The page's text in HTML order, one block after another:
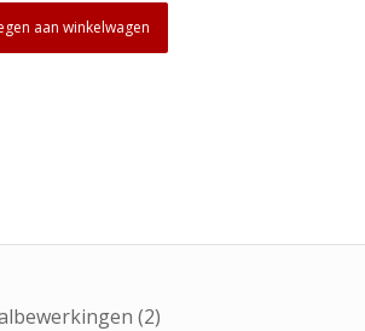
aan winkelwagen
(2)